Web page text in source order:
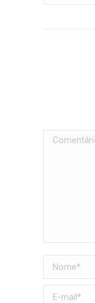
Comentário
Nome *
E-mail *